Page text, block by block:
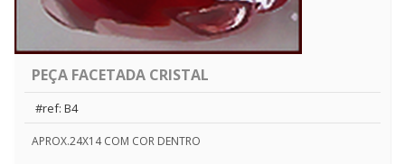
PEÇA FACETADA CRISTAL
#ref: B4
APROX.24X14 COM COR DENTRO